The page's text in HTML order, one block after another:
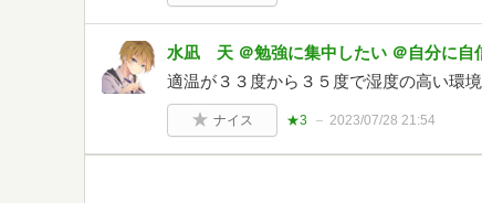
水凪 天 ＠勉強に集中したい ＠自分に自
適温が３３度から３５度で湿度の高い環
ナイス ★3 2023/07/28 21:54